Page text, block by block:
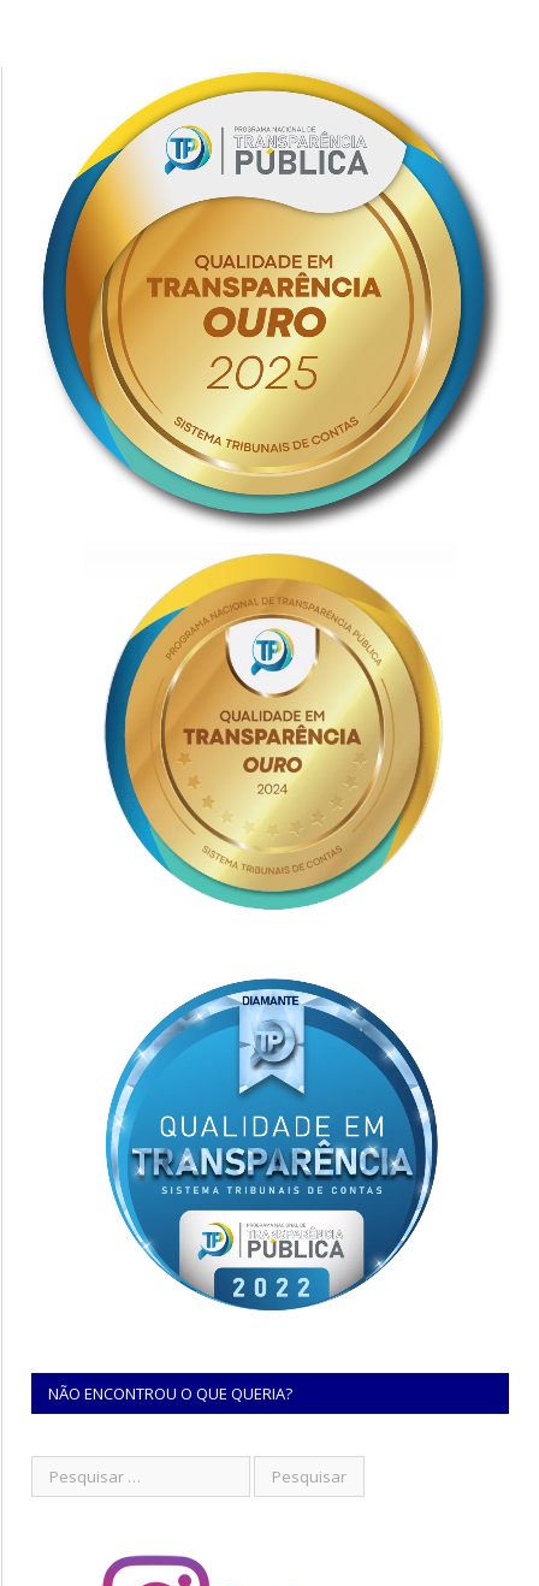
NÃO ENCONTROU O QUE QUERIA?